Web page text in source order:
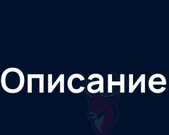
Описание